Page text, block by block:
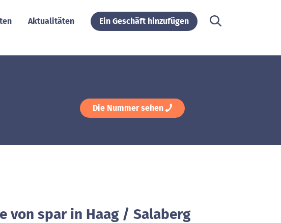
Aktualitäten Ein Geschäft hinzufügen
Die Nummer sehen
von spar in Haag / Salaberg